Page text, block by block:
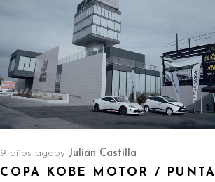
9 años ago by Julián Castilla
COPA KOBE MOTOR / PUNTA